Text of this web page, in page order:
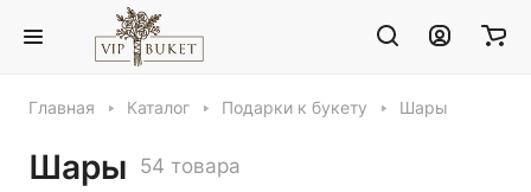
Главная Каталог Подарки к букету Шары
Шары 54 товара